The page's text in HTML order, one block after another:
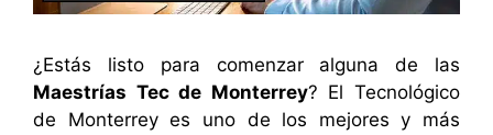
¿Estás listo para comenzar alguna de las
Maestrías Tec de Monterrey? El Tecnológico
de Monterrey es uno de los mejores y más